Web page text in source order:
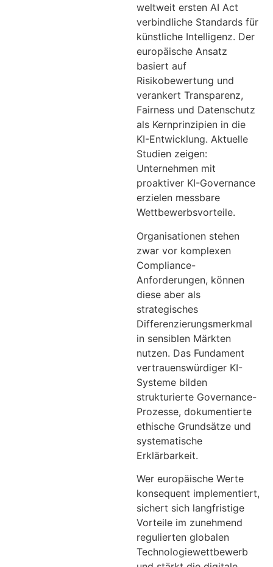
weltweit ersten AI Act
verbindliche Standards für
künstliche Intelligenz. Der
europäische Ansatz
basiert auf
Risikobewertung und
verankert Transparenz,
Fairness und Datenschutz
als Kernprinzipien in die
KI-Entwicklung. Aktuelle
Studien zeigen:
Unternehmen mit
proaktiver KI-Governance
erzielen messbare
Wettbewerbsvorteile.
Organisationen stehen
zwar vor komplexen
Compliance-
Anforderungen, können
diese aber als
strategisches
Differenzierungsmerkmal
in sensiblen Märkten
nutzen. Das Fundament
vertrauenswürdiger KI-
Systeme bilden
strukturierte Governance-
Prozesse, dokumentierte
ethische Grundsätze und
systematische
Erklärbarkeit.
Wer europäische Werte
konsequent implementiert,
sichert sich langfristige
Vorteile im zunehmend
regulierten globalen
Technologiewettbewerb